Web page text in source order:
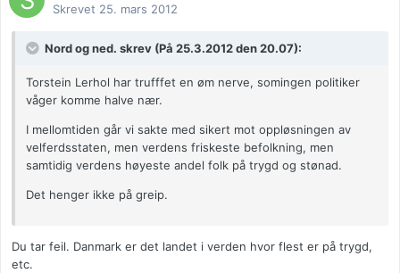
Skrevet 25. mars 2012
Nord og ned. skrev (På 25.3.2012 den 20.07):
Torstein Lerhol har trufffet en øm nerve, somingen politiker
våger komme halve nær.
I mellomtiden går vi sakte med sikert mot oppløsningen av
velferdsstaten, men verdens friskeste befolkning, men
samtidig verdens høyeste andel folk på trygd og stønad.
Det henger ikke på greip.
Du tar feil. Danmark er det landet i verden hvor flest er på trygd,
etc.